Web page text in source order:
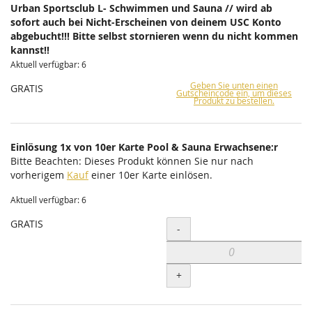
Urban Sportsclub L- Schwimmen und Sauna // wird ab
sofort auch bei Nicht-Erscheinen von deinem USC Konto
abgebucht!!! Bitte selbst stornieren wenn du nicht kommen
kannst!!
Aktuell verfügbar: 6
GRATIS Geben Sie unten einen
Gutscheincode ein, um dieses
Produkt zu bestellen.
Einlösung 1x von 10er Karte Pool & Sauna Erwachsene:r
Bitte Beachten: Dieses Produkt können Sie nur nach
vorherigem Kaufeiner 10er Karte einlösen.
Aktuell verfügbar: 6
GRATIS Menge
-
+